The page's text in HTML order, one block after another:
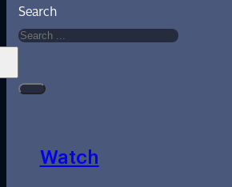
Search
Watch